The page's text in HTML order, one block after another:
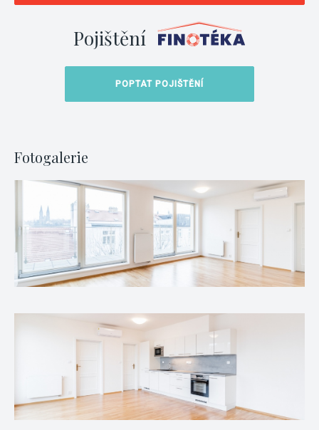
Pojištění
POPTAT POJIŠTĚNÍ
Fotogalerie